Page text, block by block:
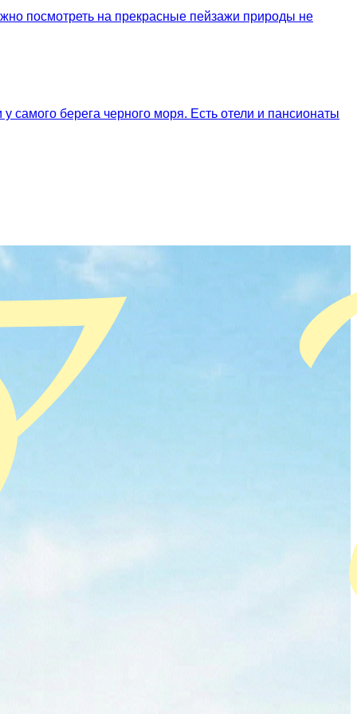
посмотреть на прекрасные пейзажи природы не
самого берега черного моря. Есть отели и пансионаты